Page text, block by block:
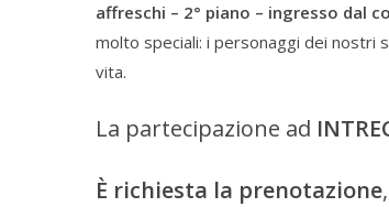
affreschi – 2° piano – ingresso dal
molto speciali: i personaggi dei nostri
vita.
La partecipazione ad
È richiesta la prenotazione